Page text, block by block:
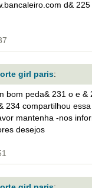
d&
girl paris:
bom peda& 231 o e
234 compartilhou
mantenha -nos
desejos